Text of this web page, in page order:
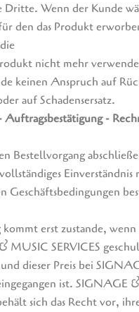
Dritte. Wenn der Kunde
den das Produkt
nicht mehr
keinen Anspruch auf
auf Schadensersatz.
Auftragsbestätigung -
Bestellvorgang
Einverständnis
Geschäftsbedingungen
erst zustande,
MUSIC SERVICES
dieser Preis bei
ist. SIGNAGE
sich das Recht vor,